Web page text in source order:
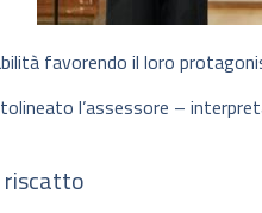
favorendo il loro
l’assessore –
riscatto